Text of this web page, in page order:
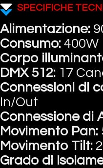
SPECIFICHE
Alimentazione:
Consumo: 400W
Corpo
DMX 512: 17
Connessioni di
In/Out
Connessione di
Movimento Pan:
Movimento Tilt:
Grado di